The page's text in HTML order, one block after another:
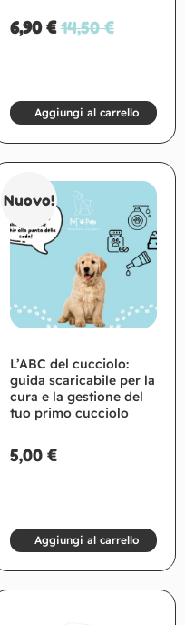
14,50€
6,90€
Aggiungi al carrello
Nuovo!
L’ABC del cucciolo:
guida scaricabile per la
cura e la gestione del
tuo primo cucciolo
5,00 €
Aggiungi al carrello